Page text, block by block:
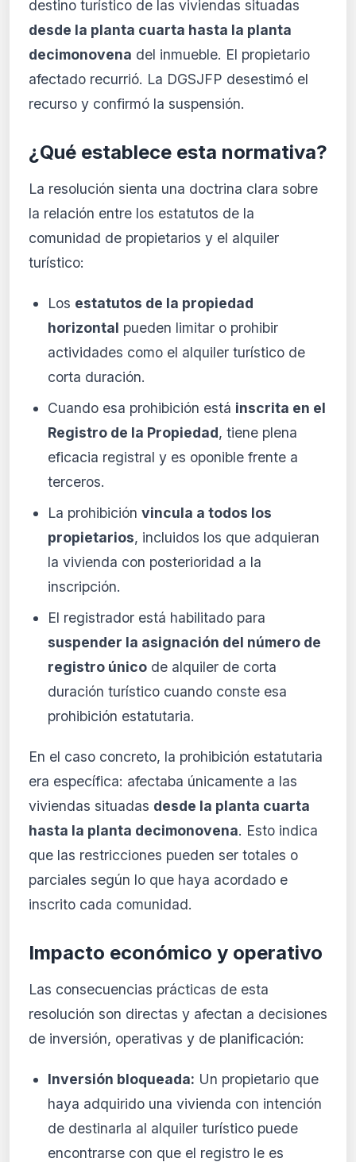
destino turístico de las viviendas situadas
desde la planta cuarta hasta la planta
decimonovena del inmueble. El propietario
afectado recurrió. La DGSJFP desestimó el
recurso y confirmó la suspensión.
¿Qué establece esta normativa?
La resolución sienta una doctrina clara sobre
la relación entre los estatutos de la
comunidad de propietarios y el alquiler
turístico:
Los estatutos de la propiedad
horizontal pueden limitar o prohibir
actividades como el alquiler turístico de
corta duración.
Cuando esa prohibición está inscrita en el
Registro de la Propiedad, tiene plena
eficacia registral y es oponible frente a
terceros.
La prohibición vincula a todos los
propietarios, incluidos los que adquieran
la vivienda con posterioridad a la
inscripción.
El registrador está habilitado para
suspender la asignación del número de
registro único de alquiler de corta
duración turístico cuando conste esa
prohibición estatutaria.
En el caso concreto, la prohibición estatutaria
era específica: afectaba únicamente a las
viviendas situadas desde la planta cuarta
hasta la planta decimonovena. Esto indica
que las restricciones pueden ser totales o
parciales según lo que haya acordado e
inscrito cada comunidad.
Impacto económico y operativo
Las consecuencias prácticas de esta
resolución son directas y afectan a decisiones
de inversión, operativas y de planificación:
Inversión bloqueada: Un propietario que
haya adquirido una vivienda con intención
de destinarla al alquiler turístico puede
encontrarse con que el registro le es